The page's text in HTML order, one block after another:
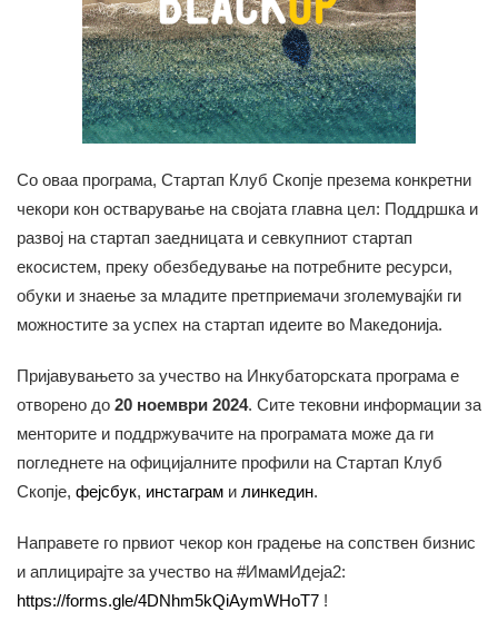
Со оваа програма, Стартап Клуб Скопје презема конкретни
чекори кон остварување на својата главна цел: Поддршка и
развој на стартап заедницата и севкупниот стартап
екосистем, преку обезбедување на потребните ресурси,
обуки и знаење за младите претприемачи зголемувајќи ги
можностите за успех на стартап идеите во Македонија.
Пријавувањето за учество на Инкубаторската програма е
отворено до 20 ноември 2024. Сите тековни информации за
менторите и поддржувачите на програмата може да ги
погледнете на официјалните профили на Стартап Клуб
Скопје, фејсбук, инстаграм и линкедин.
Направете го првиот чекор кон градење на сопствен бизнис
и аплицирајте за учество на #ИмамИдеја2:
https://forms.gle/4DNhm5kQiAymWHoT7 !